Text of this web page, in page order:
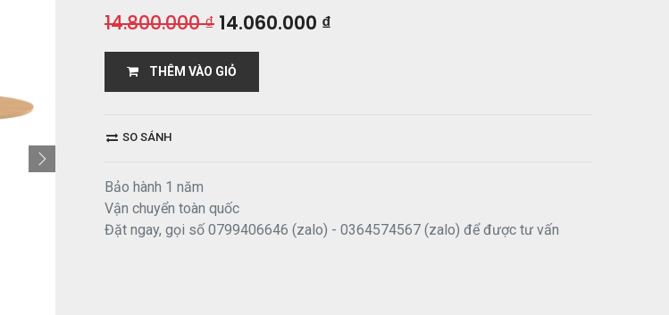
14.800.000₫ 14.060.000 ₫
THÊM VÀO GIỎ
SO SÁNH
Bảo hành 1 năm
Vận chuyển toàn quốc
Đặt ngay, gọi số 0799406646 (zalo) - 0364574567 (zalo) để được tư vấn